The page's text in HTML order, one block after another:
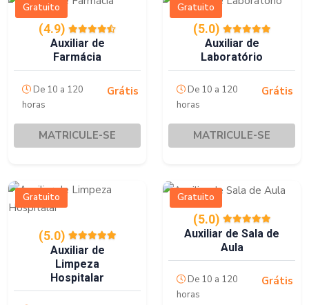
Gratuito
(4.9)
Auxiliar de
Farmácia
De 10 a 120
horas
Grátis
MATRICULE-SE
Gratuito
(5.0)
Auxiliar de
Laboratório
De 10 a 120
horas
Grátis
MATRICULE-SE
Gratuito
(5.0)
Auxiliar de
Limpeza
Hospitalar
Gratuito
(5.0)
Auxiliar de Sala de
Aula
De 10 a 120
horas
Grátis